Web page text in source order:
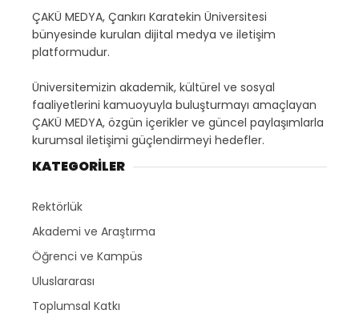
ÇAKÜ MEDYA, Çankırı Karatekin Üniversitesi
bünyesinde kurulan dijital medya ve iletişim
platformudur.
Üniversitemizin akademik, kültürel ve sosyal
faaliyetlerini kamuoyuyla buluşturmayı amaçlayan
ÇAKÜ MEDYA, özgün içerikler ve güncel paylaşımlarla
kurumsal iletişimi güçlendirmeyi hedefler.
KATEGORİLER
Rektörlük
Akademi ve Araştırma
Öğrenci ve Kampüs
Uluslararası
Toplumsal Katkı